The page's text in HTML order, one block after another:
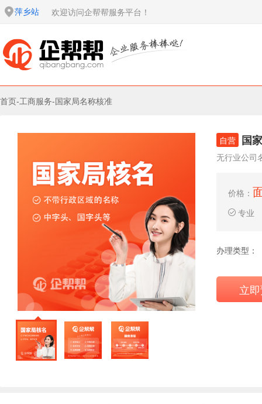
萍乡站 欢迎访问企帮帮服务平台！
首页-工商服务-国家局名称核准
自营 国
无行业公司
价格：
专业
办理类型：
立